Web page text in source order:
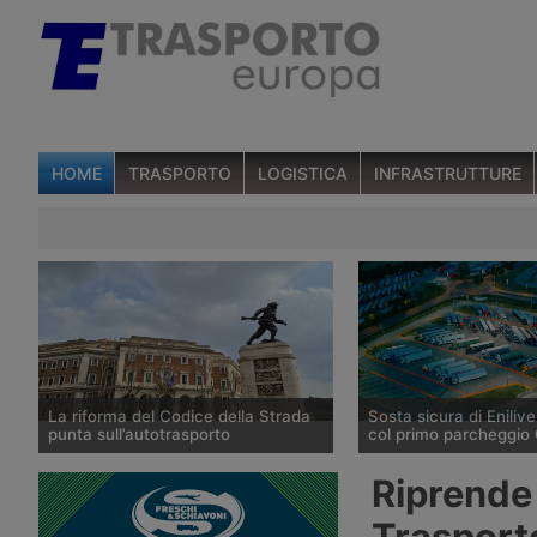
HOME TRASPORTO LOGISTICA INFRASTRUTTURE
La riforma del Codice della Strada
punta sull’autotrasporto
Il ministero dei Trasporti ha
presentato alla fine di luglio 2026 le
linee della riforma del Codice della
Sosta sicura di
col primo parcheggio
Marienkirchen bei
l’autostrada A8